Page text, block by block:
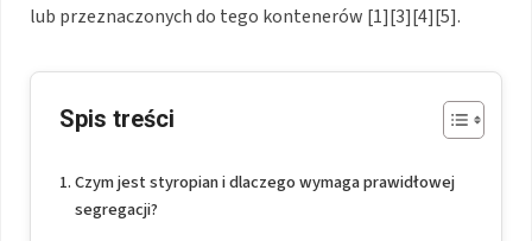
lub przeznaczonych do tego kontenerów [1][3][4][5].
Spis treści
Czym jest styropian i dlaczego wymaga prawidłowej
segregacji?